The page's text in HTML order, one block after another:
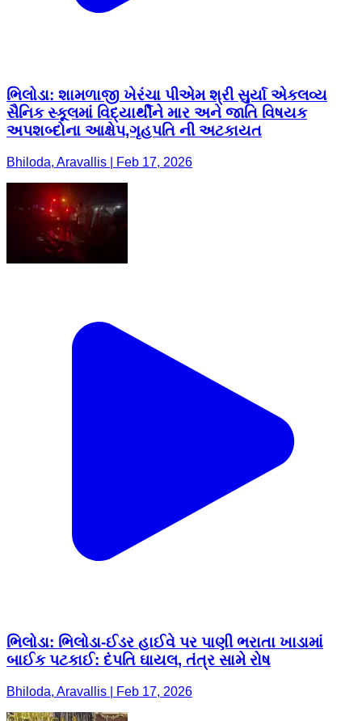
ભિલોડા: શામળાજી ખેરંચા પીએમ શ્રી સુર્યા એકલવ્ય
સૈનિક સ્કૂલમાં વિદ્યાર્થીને માર અને જાતિ વિષયક
અપશબ્દોના આક્ષેપ,ગૃહપતિ ની અટકાયત
Bhiloda, Aravallis | Feb 17, 2026
ભિલોડા: ભિલોડા-ઈડર હાઈવે પર પાણી ભરાતા ખાડામાં
બાઈક પટકાઈ: દંપતિ ઘાયલ, તંત્ર સામે રોષ
Bhiloda, Aravallis | Feb 17, 2026